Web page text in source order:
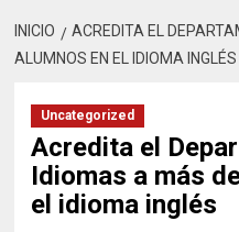
INICIO
ACREDITA EL
ALUMNOS EN EL IDIOMA INGLÉS
Uncategorized
Acredita el
Idiomas a más
el idioma inglés